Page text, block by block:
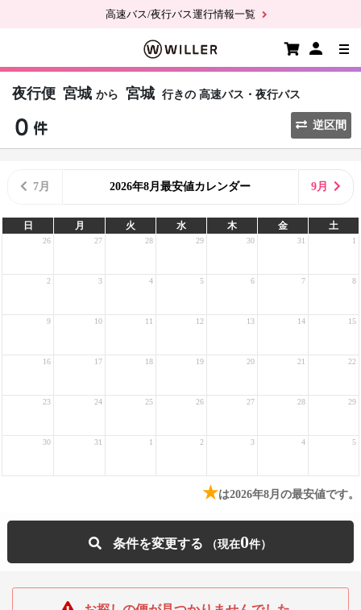
高速バス/夜行バス運行情報一覧
夜行便 宮城 から 宮城 行きの 高速バス・夜行バス
逆区間
7月 2026年8月最安値カレンダー 9月
日 月 火 水 木 金 土
26 27 28 29 30 31 1
2 3 4 5 6 7 8
9 10 11 12 13 14 15
16 17 18 19 20 21 22
23 24 25 26 27 28 29
30 31 1 2 3 4 5
★は2026年8月の最安値です。
条件を変更する 0